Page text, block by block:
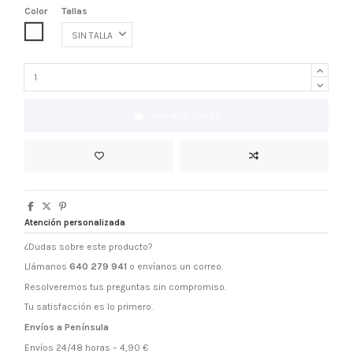
Color
Tallas
Atención personalizada
¿Dudas sobre este producto?
Llámanos640 279 941 o envíanos un correo.
Resolveremos tus preguntas sin compromiso.
Tu satisfacción es lo primero.
Envíos a Península
Envíos 24/48 horas – 4,90 €